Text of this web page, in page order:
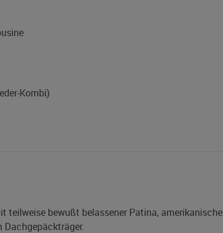
Kombi)
teilweise bewußt belassener Patina, amerikanische